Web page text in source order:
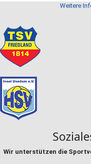
Wir unterstützen die
Weitere